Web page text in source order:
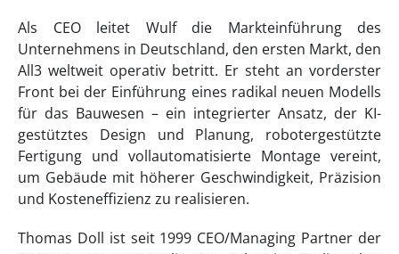
Als CEO leitet Wulf die Markteinführung des
Unternehmens in Deutschland, den ersten Markt, den
All3 weltweit operativ betritt. Er steht an vorderster
Front bei der Einführung eines radikal neuen Modells
für das Bauwesen – ein integrierter Ansatz, der KI-
gestütztes Design und Planung, robotergestützte
Fertigung und vollautomatisierte Montage vereint,
um Gebäude mit höherer Geschwindigkeit, Präzision
und Kosteneffizienz zu realisieren.
Thomas Doll ist seit 1999 CEO/Managing Partner der